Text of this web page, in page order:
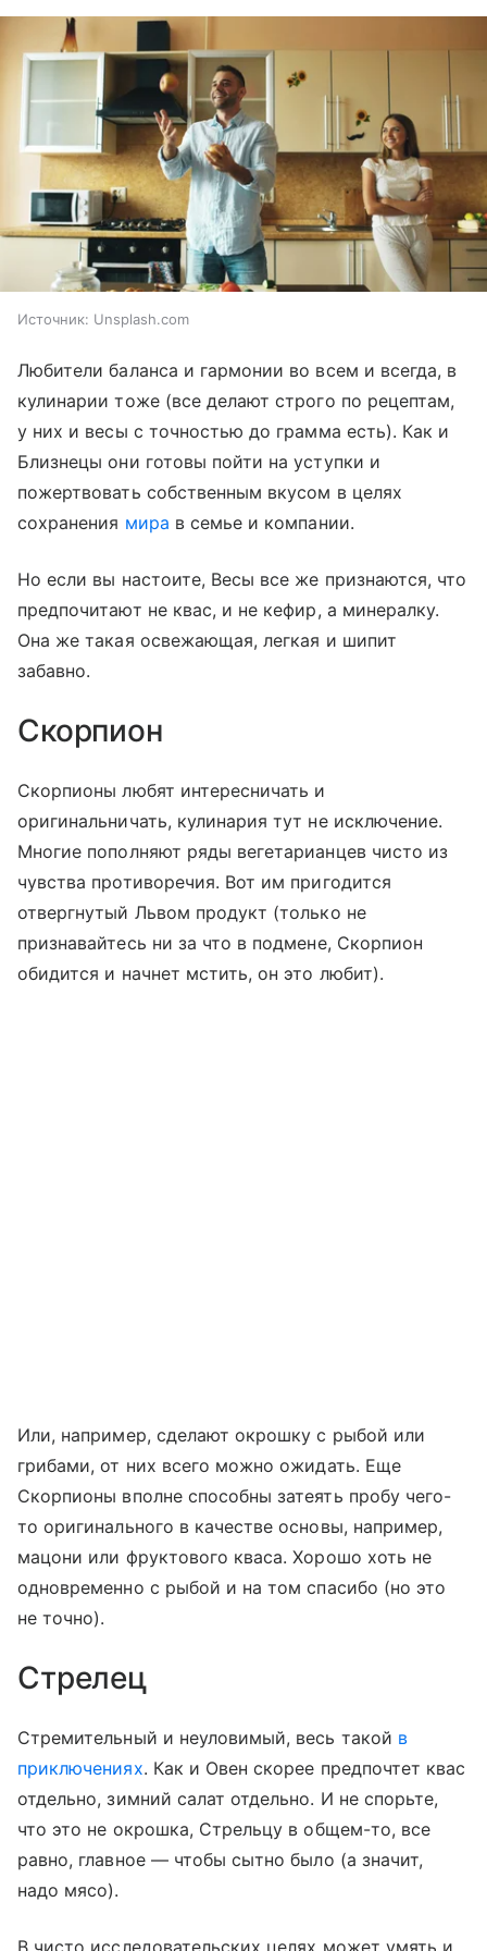
Источник: Unsplash.com
Любители баланса и гармонии во всем и всегда, в
кулинарии тоже (все делают строго по рецептам,
у них и весы с точностью до грамма есть). Как и
Близнецы они готовы пойти на уступки и
пожертвовать собственным вкусом в целях
сохранения мира в семье и компании.
Но если вы настоите, Весы все же признаются, что
предпочитают не квас, и не кефир, а минералку.
Она же такая освежающая, легкая и шипит
забавно.
Скорпион
Скорпионы любят интересничать и
оригинальничать, кулинария тут не исключение.
Многие пополняют ряды вегетарианцев чисто из
чувства противоречия. Вот им пригодится
отвергнутый Львом продукт (только не
признавайтесь ни за что в подмене, Скорпион
обидится и начнет мстить, он это любит).
Или, например, сделают окрошку с рыбой или
грибами, от них всего можно ожидать. Еще
Скорпионы вполне способны затеять пробу чего-
то оригинального в качестве основы, например,
мацони или фруктового кваса. Хорошо хоть не
одновременно с рыбой и на том спасибо (но это
не точно).
Стрелец
Стремительный и неуловимый, весь такой в
приключениях. Как и Овен скорее предпочтет квас
отдельно, зимний салат отдельно. И не спорьте,
что это не окрошка, Стрельцу в общем-то, все
равно, главное — чтобы сытно было (а значит,
надо мясо).
В чисто исследовательских целях может умять и